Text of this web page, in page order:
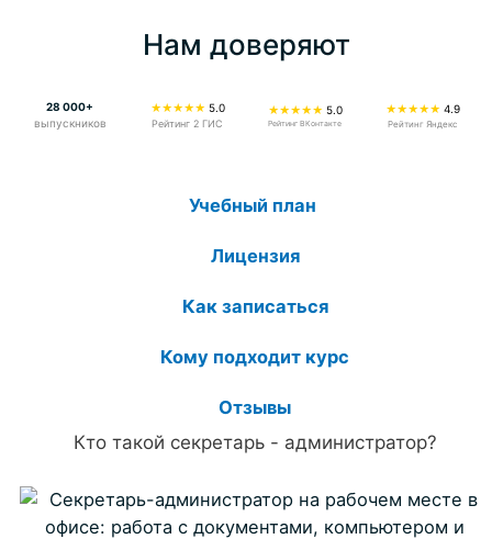
Нам доверяют
28 000+
выпускников
★★★★★ 5.0
Рейтинг 2 ГИС
★★★★★ 5.0
Рейтинг ВКонтакте
★★★★★ 4.9
Рейтинг Яндекс
Учебный план
Лицензия
Как записаться
Кому подходит курс
Отзывы
Кто такой секретарь - администратор?